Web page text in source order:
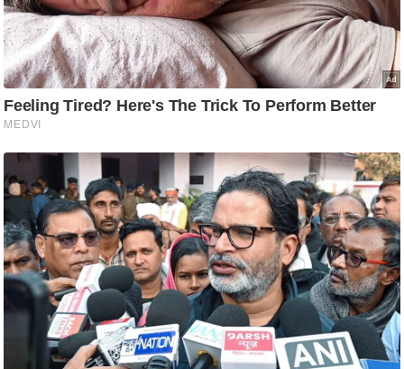
प्र
भु
म
हि
मा
ध
र्म
स्थ
ल
व्र
त
त्यो